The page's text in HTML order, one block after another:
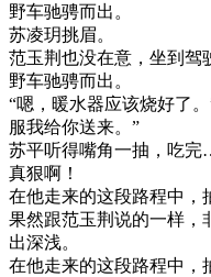
野车驰骋而出。
苏凌玥挑眉。
范玉荆也没在意，坐到驾
野车驰骋而出。
“嗯，暖水器应该烧好了
服我给你送来。”
苏平听得嘴角一抽，吃
真狠啊！
在他走来的这段路程中，
果然跟范玉荆说的一样，
出深浅。
在他走来的这段路程中，